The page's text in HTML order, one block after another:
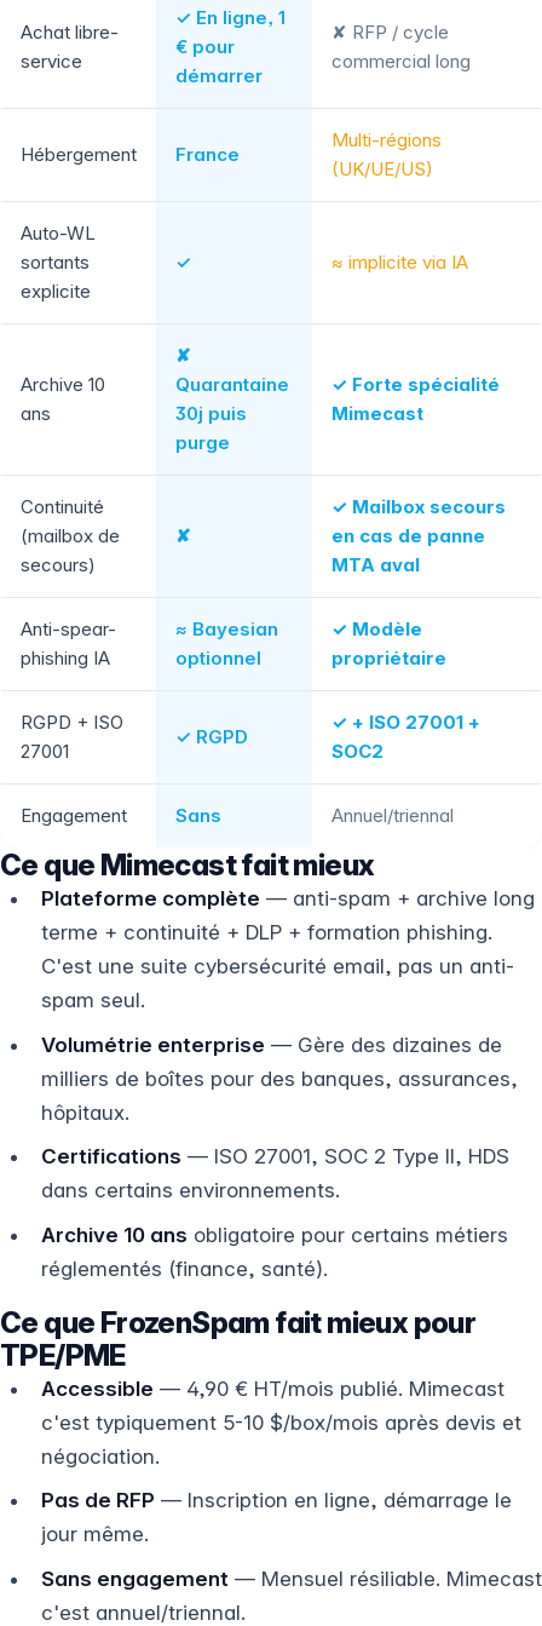
Achat libre-
service
✓ En ligne, 1
€ pour
démarrer
✘ RFP / cycle
commercial long
Hébergement France
Multi-régions
(UK/UE/US)
Auto-WL
sortants
explicite
✓ ≈ implicite via IA
Archive 10
ans
✘
Quarantaine
30j puis
purge
✓ Forte spécialité
Mimecast
Continuité
(mailbox de
secours)
✘
✓ Mailbox secours
en cas de panne
MTA aval
Anti-spear-
phishing IA
≈ Bayesian
optionnel
✓ Modèle
propriétaire
RGPD + ISO
27001
✓ RGPD
✓ + ISO 27001 +
SOC2
Engagement Sans Annuel/triennal
Ce que Mimecast fait mieux
Plateforme complète — anti-spam + archive long
terme + continuité + DLP + formation phishing.
C'est une suite cybersécurité email, pas un anti-
spam seul.
Volumétrie enterprise — Gère des dizaines de
milliers de boîtes pour des banques, assurances,
hôpitaux.
Certifications — ISO 27001, SOC 2 Type II, HDS
dans certains environnements.
Archive 10 ans obligatoire pour certains métiers
réglementés (finance, santé).
Ce que FrozenSpam fait mieux pour
TPE/PME
Accessible — 4,90 € HT/mois publié. Mimecast
c'est typiquement 5-10 $/box/mois après devis et
négociation.
Pas de RFP — Inscription en ligne, démarrage le
jour même.
Sans engagement — Mensuel résiliable. Mimecast
c'est annuel/triennal.